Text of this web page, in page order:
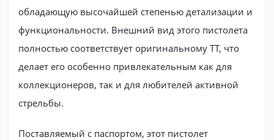
обладающую высочайшей степенью детализации и
функциональности. Внешний вид этого пистолета
полностью соответствует оригинальному ТТ, что
делает его особенно привлекательным как для
коллекционеров, так и для любителей активной
стрельбы.
Поставляемый с паспортом, этот пистолет